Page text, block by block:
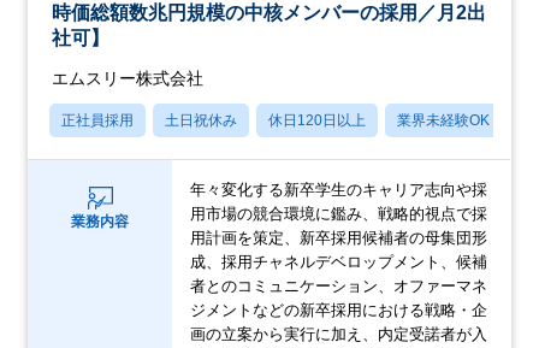
時価総額数兆円規模の中核メンバーの採用／月2出
社可】
エムスリー株式会社
正社員採用 土日祝休み 休日120日以上 業界未経験OK
業務内容
年々変化する新卒学生のキャリア志向や採
用市場の競合環境に鑑み、戦略的視点で採
用計画を策定、新卒採用候補者の母集団形
成、採用チャネルデベロップメント、候補
者とのコミュニケーション、オファーマネ
ジメントなどの新卒採用における戦略・企
画の立案から実行に加え、内定受諾者が入